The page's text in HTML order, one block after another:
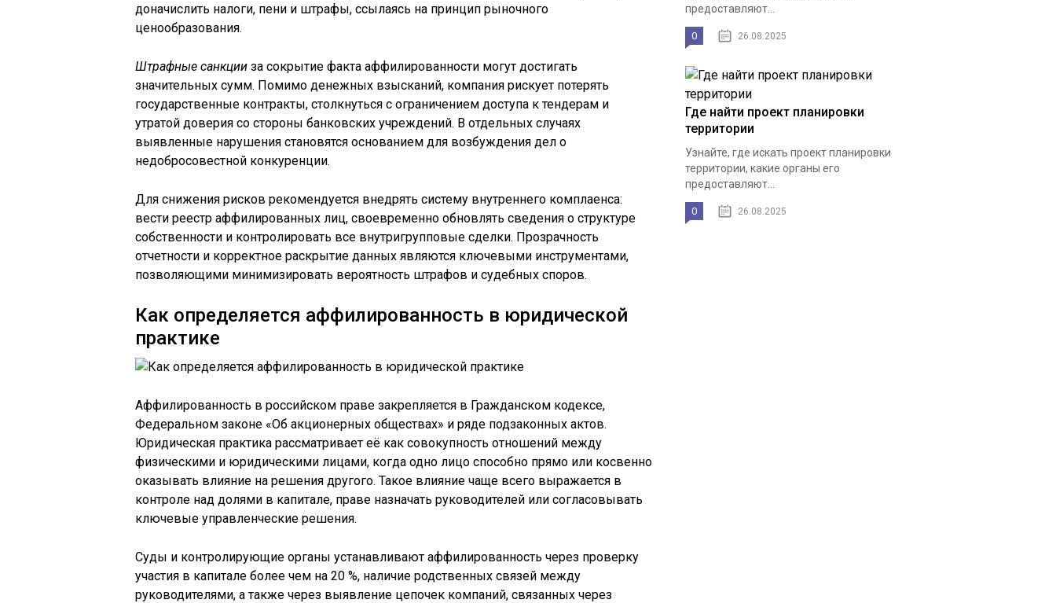
доначислить налоги, пени и штрафы, ссылаясь на принцип рыночного
ценообразования.
Штрафные санкции за сокрытие факта аффилированности могут достигать
значительных сумм. Помимо денежных взысканий, компания рискует потерять
государственные контракты, столкнуться с ограничением доступа к тендерам и
утратой доверия со стороны банковских учреждений. В отдельных случаях
выявленные нарушения становятся основанием для возбуждения дел о
недобросовестной конкуренции.
Для снижения рисков рекомендуется внедрять систему внутреннего комплаенса:
вести реестр аффилированных лиц, своевременно обновлять сведения о структуре
собственности и контролировать все внутригрупповые сделки. Прозрачность
отчетности и корректное раскрытие данных являются ключевыми инструментами,
позволяющими минимизировать вероятность штрафов и судебных споров.
Как определяется аффилированность в юридической
практике
Аффилированность в российском праве закрепляется в Гражданском кодексе,
Федеральном законе «Об акционерных обществах» и ряде подзаконных актов.
Юридическая практика рассматривает её как совокупность отношений между
физическими и юридическими лицами, когда одно лицо способно прямо или косвенно
оказывать влияние на решения другого. Такое влияние чаще всего выражается в
контроле над долями в капитале, праве назначать руководителей или согласовывать
ключевые управленческие решения.
Суды и контролирующие органы устанавливают аффилированность через проверку
участия в капитале более чем на 20 %, наличие родственных связей между
руководителями, а также через выявление цепочек компаний, связанных через
предоставляют...
0 26.08.2025
Где найти проект планировки
территории
Узнайте, где искать проект планировки
территории, какие органы его
предоставляют...
0 26.08.2025